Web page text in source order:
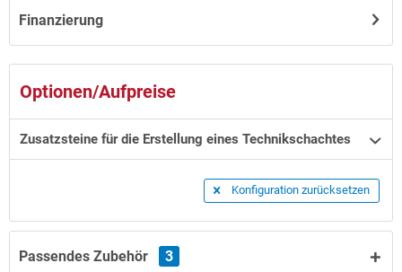
Finanzierung
Optionen/Aufpreise
Zusatzsteine für die Erstellung eines Technikschachtes
Konfiguration zurücksetzen
Passendes Zubehör 3